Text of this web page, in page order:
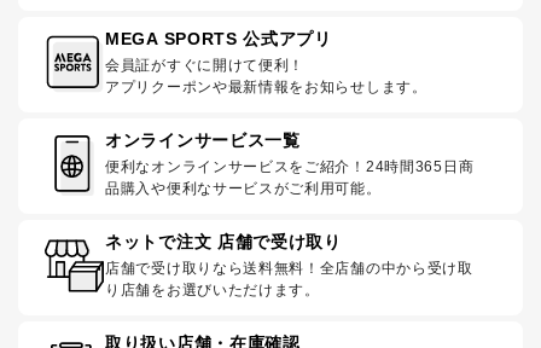
MEGA SPORTS 公式アプリ
会員証がすぐに開けて便利！
アプリクーポンや最新情報をお知らせします。
オンラインサービス一覧
便利なオンラインサービスをご紹介！24時間365日商
品購入や便利なサービスがご利用可能。
ネットで注文 店舗で受け取り
店舗で受け取りなら送料無料！全店舗の中から受け取
り店舗をお選びいただけます。
取り扱い店舗・在庫確認